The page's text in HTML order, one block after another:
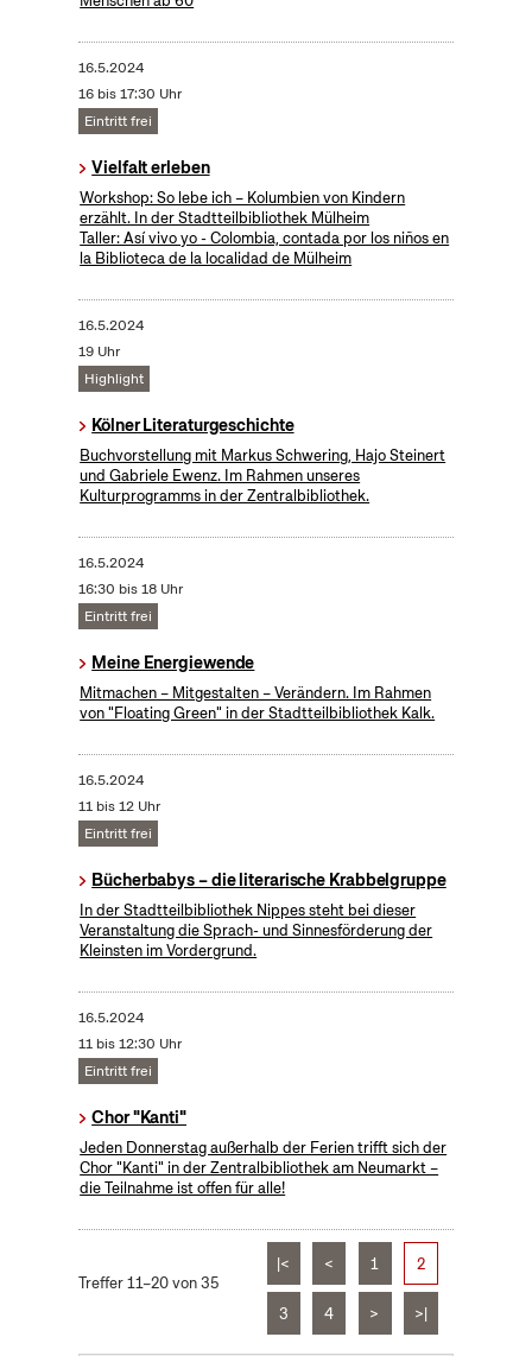
16.5.2024
16 bis 17:30 Uhr
Eintritt frei
Vielfalt erleben
Workshop: So lebe ich – Kolumbien von Kindern
erzählt. In der Stadtteilbibliothek Mülheim
Taller: Así vivo yo - Colombia, contada por los niños en
la Biblioteca de la localidad de Mülheim
16.5.2024
19 Uhr
Highlight
Kölner Literaturgeschichte
Buchvorstellung mit Markus Schwering, Hajo Steinert
und Gabriele Ewenz. Im Rahmen unseres
Kulturprogramms in der Zentralbibliothek.
16.5.2024
16:30 bis 18 Uhr
Eintritt frei
Meine Energiewende
Mitmachen – Mitgestalten – Verändern. Im Rahmen
von "Floating Green" in der Stadtteilbibliothek Kalk.
16.5.2024
11 bis 12 Uhr
Eintritt frei
Bücherbabys – die literarische Krabbelgruppe
In der Stadtteilbibliothek Nippes steht bei dieser
Veranstaltung die Sprach- und Sinnesförderung der
Kleinsten im Vordergrund.
16.5.2024
11 bis 12:30 Uhr
Eintritt frei
Chor "Kanti"
Jeden Donnerstag außerhalb der Ferien trifft sich der
Chor "Kanti" in der Zentralbibliothek am Neumarkt –
die Teilnahme ist offen für alle!
Treffer 11–20 von 35
|< < 1 2
3 4 > >|